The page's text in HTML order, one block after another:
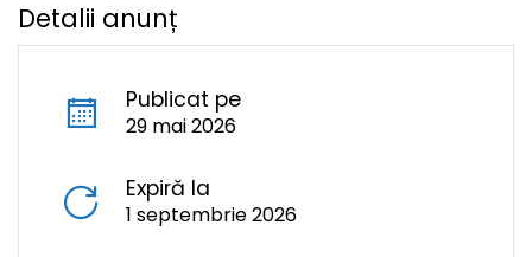
Detalii anunț
Publicat pe
29 mai 2026
Expiră la
1 septembrie 2026